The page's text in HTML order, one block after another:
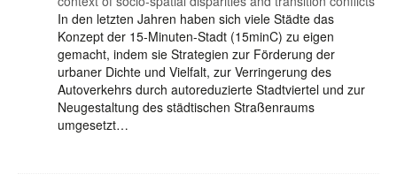
In den letzten Jahren haben sich viele Städte das
Konzept der 15-Minuten-Stadt (15minC) zu eigen
gemacht, indem sie Strategien zur Förderung der
urbaner Dichte und Vielfalt, zur Verringerung des
Autoverkehrs durch autoreduzierte Stadtviertel und zur
Neugestaltung des städtischen Straßenraums
umgesetzt…